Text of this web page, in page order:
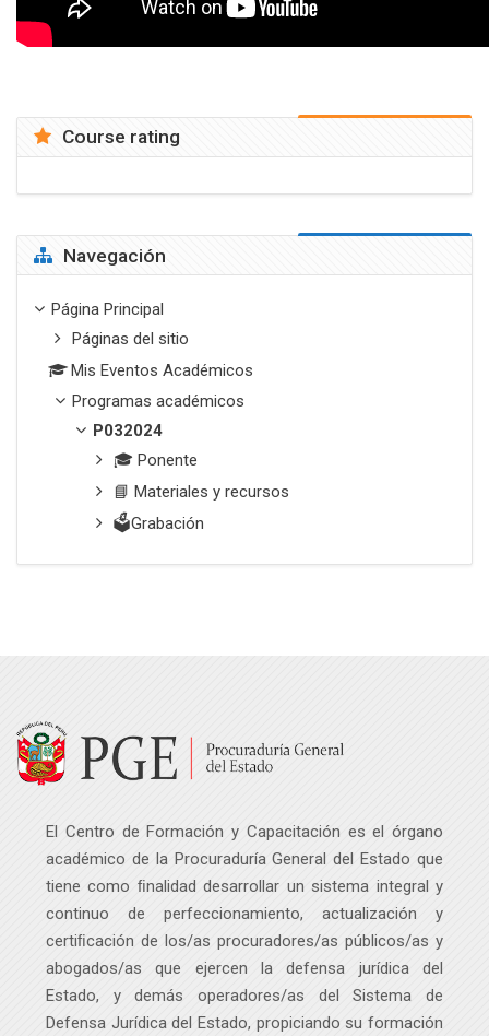
Course rating
Salta Navegación
Navegación
Página Principal
Páginas del sitio
Mis Eventos Académicos
Programas académicos
P032024
🎓 Ponente
📘 Materiales y recursos
🗳️Grabación
El Centro de Formación y Capacitación es el órgano
académico de la Procuraduría General del Estado que
tiene como ﬁnalidad desarrollar un sistema integral y
continuo de perfeccionamiento, actualización y
certiﬁcación de los/as procuradores/as públicos/as y
abogados/as que ejercen la defensa jurídica del
Estado, y demás operadores/as del Sistema de
Defensa Jurídica del Estado, propiciando su formación